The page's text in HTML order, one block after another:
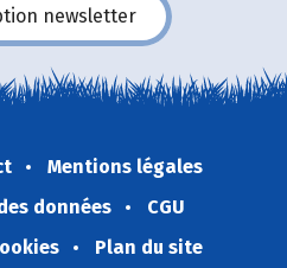
newsletter
Mentions légales
données
CGU
Plan du site